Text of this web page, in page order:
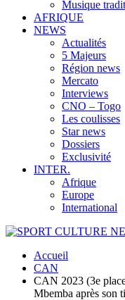
Musique
AFRIQUE
NEWS
Actualités
5 Majeurs
Région news
Mercato
Interviews
CNO – Togo
Les coulisses
Star news
Dossiers
Exclusivité
INTER.
Afrique
Europe
International
Accueil
CAN
CAN 2023 (3e
Mbemba après son